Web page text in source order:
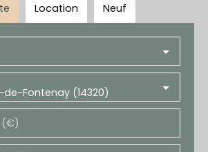
Location Neuf
Fontenay (14320)
(€)